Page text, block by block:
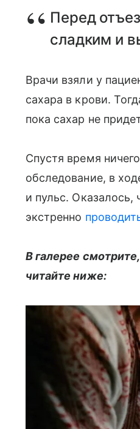
Перед
сладким и
Врачи взяли у
сахара в крови.
пока сахар не
Спустя время
обследование, в
и пульс. Оказалось,
экстренно
В галерее
читайте ниже: